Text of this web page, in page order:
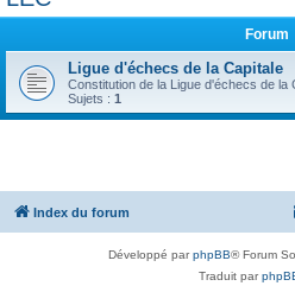
Forum
Ligue d'échecs de la Capitale
Constitution de la Ligue d'échecs de la
Sujets : 1
Index du forum
Développé parphpBB® Forum
Traduit par